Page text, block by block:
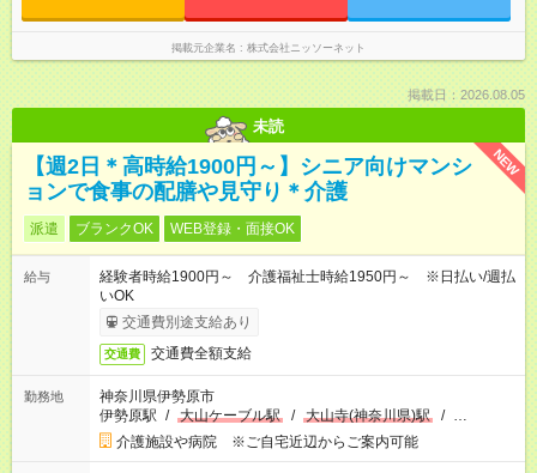
掲載元企業名 株式会社ニッソーネット
掲載日：2026.08.05
未読
NEW
【週2日＊高時給1900円～】シニア向けマンシ
ョンで食事の配膳や見守り＊介護
派遣 ブランクOK WEB登録・面接OK
給与
経験者時給1900円～ 介護福祉士時給1950円～ ※日払い/週払
いOK
交通費別途支給あり
交通費 交通費全額支給
勤務地
神奈川県伊勢原市
伊勢原駅 / 大山ケーブル駅 / 大山寺(神奈川県)駅 / …
介護施設や病院 ※ご自宅近辺からご案内可能